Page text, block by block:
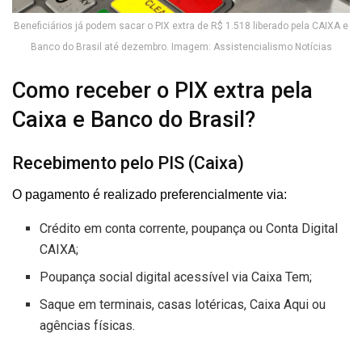
Beneficiários já podem sacar o PIX extra de R$ 1.518 liberado pela CAIXA e
Banco do Brasil até dezembro. Imagem: Assistencialismo Notícias
Como receber o PIX extra pela
Caixa e Banco do Brasil?
Recebimento pelo PIS (Caixa)
O pagamento é realizado preferencialmente via:
Crédito em conta corrente, poupança ou Conta Digital
CAIXA;
Poupança social digital acessível via Caixa Tem;
Saque em terminais, casas lotéricas, Caixa Aqui ou
agências físicas.